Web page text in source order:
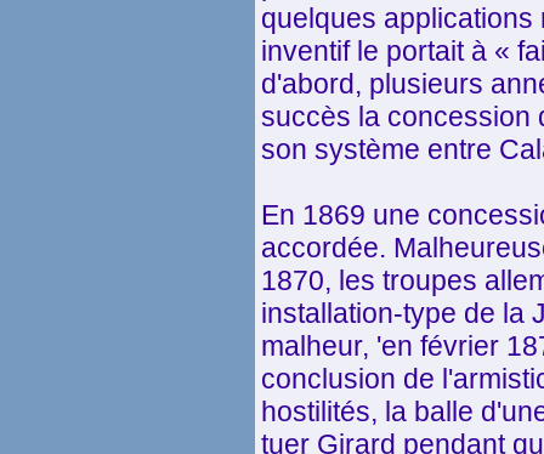
quelques
inventif le portait à «
d'abord, plusieurs
succès la concession
son système entre
En 1869 une
accordée.
1870, les troupes
installation-type de la
malheur, 'en février
conclusion de
hostilités, la balle
tuer Girard pendant